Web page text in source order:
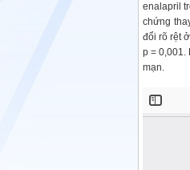
enalapril
chứng
đổi rõ rệt
p = 0,001.
mạn.